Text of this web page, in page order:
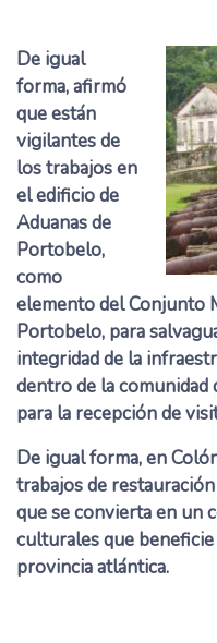
De igual
forma, afirmó
que están
vigilantes de
los trabajos en
el edificio de
Aduanas de
Portobelo,
como
elemento del Conjunto
Portobelo, para
integridad de la
dentro de la
para la recepción de
De igual forma, en
trabajos de
que se convierta en un
culturales que
provincia atlántica.